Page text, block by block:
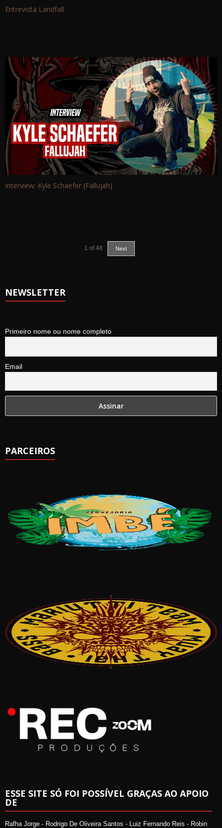
Entrevista Landfall
Interview: Kyle Schaefer (Fallujah)
1 of 48 Next
NEWSLETTER
Primeiro nome ou nome completo
Email
PARCEIROS
ESSE SITE SÓ FOI POSSÍVEL GRAÇAS AO APOIO
DE
Rafha Jorge - Rodrigo De Oliveira Santos - Luiz Fernando Reis - Robin